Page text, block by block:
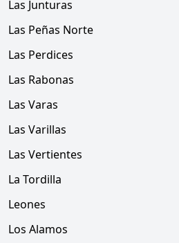
Las Junturas
Las Peñas Norte
Las Perdices
Las Rabonas
Las Varas
Las Varillas
Las Vertientes
La Tordilla
Leones
Los Alamos